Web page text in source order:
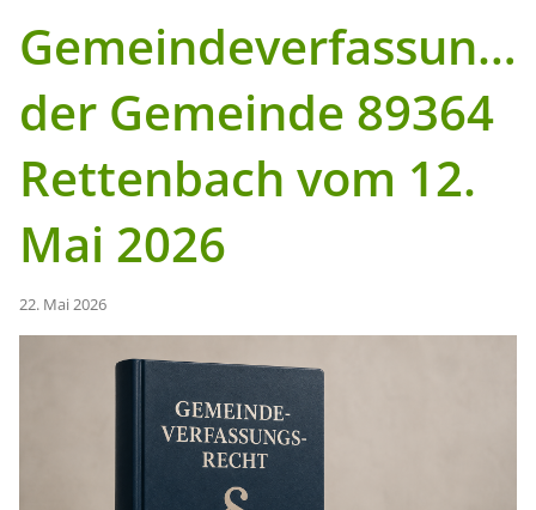
der Gemeinde 89364
Rettenbach vom 12.
Mai 2026
22. Mai 2026